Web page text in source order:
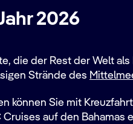
2026
die der Rest der Welt
Strände des
können Sie mit
Cruises auf den Bahamas